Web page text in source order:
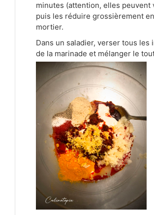
minutes (attention, elles peuvent
puis les réduire grossièrement
mortier.
Dans un saladier, verser tous les
de la marinade et mélanger le